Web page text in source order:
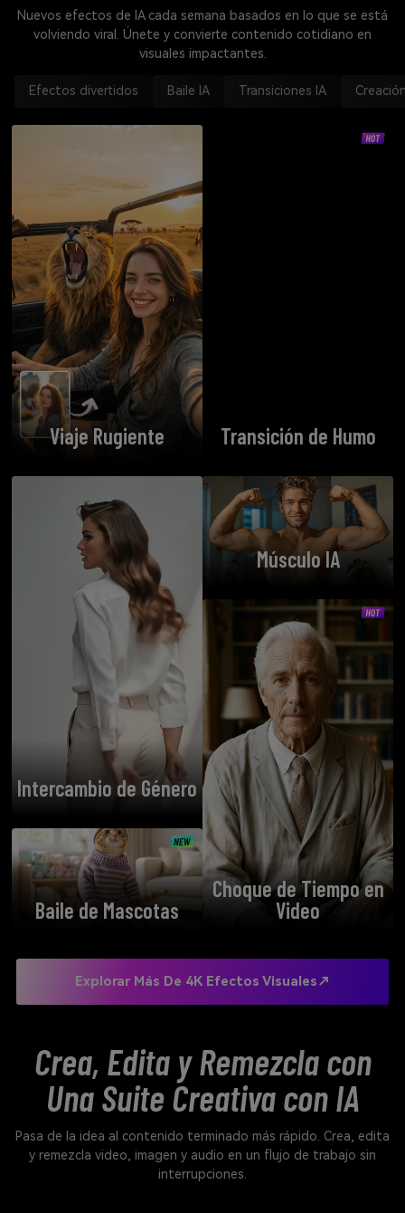
Nuevos efectos de IA cada semana basados en lo que se está
volviendo viral. Únete y convierte contenido cotidiano en
visuales impactantes.
Efectos divertidos Baile IA Transiciones IA
Viaje Rugiente
Intercambio de Género
Baile de Mascotas
Transición de Humo
Músculo IA
Choque de Tiempo en
Video
Explorar Más De 4K Efectos Visuales↗
Crea, Edita y Remezcla con
Una Suite Creativa con IA
Pasa de la idea al contenido terminado más rápido. Crea, edita
y remezcla video, imagen y audio en un flujo de trabajo sin
interrupciones.